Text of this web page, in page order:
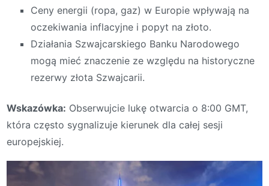
Ceny energii (ropa, gaz) w Europie wpływają na
oczekiwania inflacyjne i popyt na złoto.
Działania Szwajcarskiego Banku Narodowego
mogą mieć znaczenie ze względu na historyczne
rezerwy złota Szwajcarii.
Wskazówka: Obserwujcie lukę otwarcia o 8:00 GMT,
która często sygnalizuje kierunek dla całej sesji
europejskiej.